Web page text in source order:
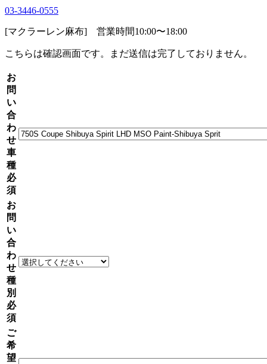
03-3446-0555
[マクラーレン麻布] 営業時間10:00〜18:00
こちらは確認画面です。まだ送信は完了しておりません。
お
問
い
合
わ
せ
車
種
必
須
お
問
い
合
わ
せ
種
別
必
須
ご
希
望